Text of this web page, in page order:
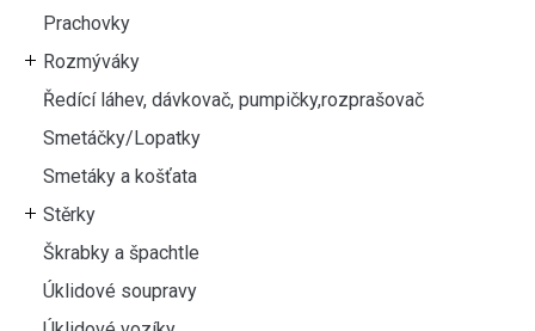
Prachovky
Rozmýváky
Ředící láhev, dávkovač, pumpičky,rozprašovač
Smetáčky/Lopatky
Smetáky a košťata
Stěrky
Škrabky a špachtle
Úklidové soupravy